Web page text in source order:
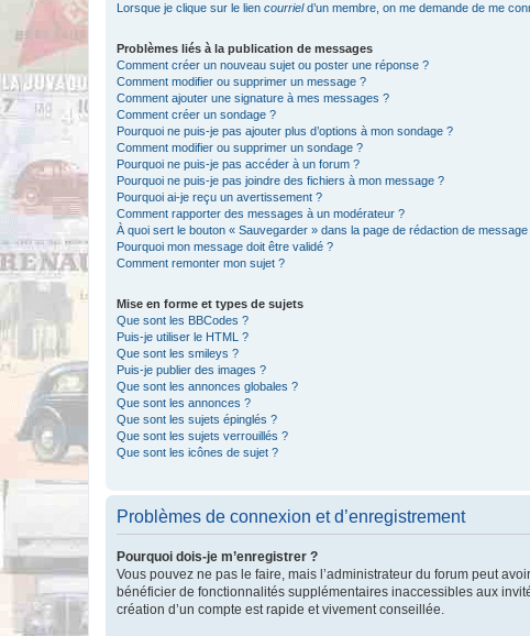
Lorsque je clique sur le lien courrield’un membre, on me demande de me
Problèmes liés à la publication de messages
Comment créer un nouveau sujet ou poster une réponse ?
Comment modifier ou supprimer un message ?
Comment ajouter une signature à mes messages ?
Comment créer un sondage ?
Pourquoi ne puis-je pas ajouter plus d’options à mon sondage ?
Comment modifier ou supprimer un sondage ?
Pourquoi ne puis-je pas accéder à un forum ?
Pourquoi ne puis-je pas joindre des fichiers à mon message ?
Pourquoi ai-je reçu un avertissement ?
Comment rapporter des messages à un modérateur ?
À quoi sert le bouton « Sauvegarder » dans la page de rédaction de message
Pourquoi mon message doit être validé ?
Comment remonter mon sujet ?
Mise en forme et types de sujets
Que sont les BBCodes ?
Puis-je utiliser le HTML ?
Que sont les smileys ?
Puis-je publier des images ?
Que sont les annonces globales ?
Que sont les annonces ?
Que sont les sujets épinglés ?
Que sont les sujets verrouillés ?
Que sont les icônes de sujet ?
Problèmes de connexion et d’enregistrement
Pourquoi dois-je m’enregistrer ?
Vous pouvez ne pas le faire, mais l’administrateur du forum peut
bénéficier de fonctionnalités supplémentaires inaccessibles aux
création d’un compte est rapide et vivement conseillée.